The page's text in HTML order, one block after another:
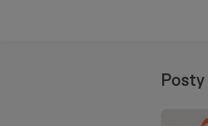
Posty